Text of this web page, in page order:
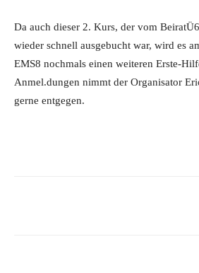
Da auch dieser 2. Kurs, der vom
wieder schnell ausgebucht war, wird es
EMS8 nochmals einen weiteren Erste-
Anmel.dungen nimmt der Organisator
gerne entgegen.